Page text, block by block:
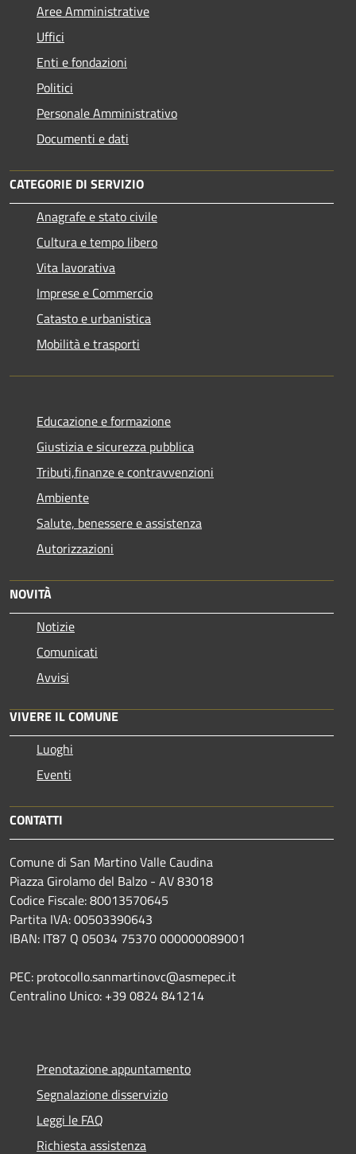
Aree Amministrative
Uffici
Enti e fondazioni
Politici
Personale Amministrativo
Documenti e dati
CATEGORIE DI SERVIZIO
Anagrafe e stato civile
Cultura e tempo libero
Vita lavorativa
Imprese e Commercio
Catasto e urbanistica
Mobilità e trasporti
Educazione e formazione
Giustizia e sicurezza pubblica
Tributi,finanze e contravvenzioni
Ambiente
Salute, benessere e assistenza
Autorizzazioni
NOVITÀ
Notizie
Comunicati
Avvisi
VIVERE IL COMUNE
Luoghi
Eventi
CONTATTI
Comune di San Martino Valle Caudina
Piazza Girolamo del Balzo - AV 83018
Codice Fiscale: 80013570645
Partita IVA: 00503390643
IBAN: IT87 Q 05034 75370 000000089001
PEC: protocollo.sanmartinovc@asmepec.it
Centralino Unico: +39 0824 841214
Prenotazione appuntamento
Segnalazione disservizio
Leggi le FAQ
Richiesta assistenza